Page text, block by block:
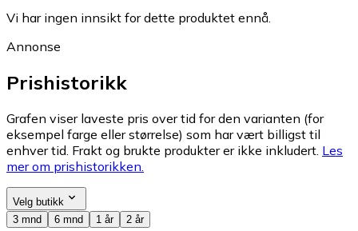
Vi har ingen innsikt for dette produktet ennå.
Annonse
Prishistorikk
Grafen viser laveste pris over tid for den varianten (for
eksempel farge eller størrelse) som har vært billigst til
enhver tid. Frakt og brukte produkter er ikke inkludert. Les
mer om prishistorikken.
Velg butikk
3 mnd
6 mnd 1 år 2 år